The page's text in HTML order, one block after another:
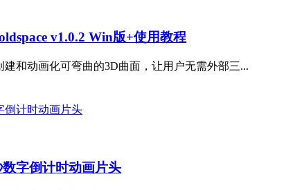
v1.0.2 Win版+使用教程
和动画化可弯曲的3D曲面，让用户无需外部三...
字倒计时动画片头